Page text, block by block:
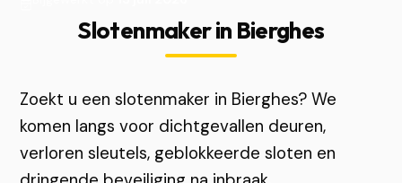
Slotenmaker in Bierghes
Zoekt u een slotenmaker in Bierghes? We
komen langs voor dichtgevallen deuren,
verloren sleutels, geblokkeerde sloten en